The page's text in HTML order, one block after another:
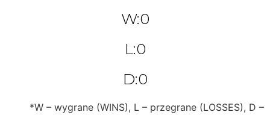
W:0
L:0
D:0
*W – wygrane (WINS), L – przegrane (LOSSES), D –